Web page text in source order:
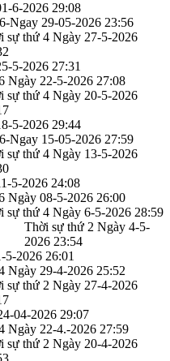
6-2026 29:08
Ngay 29-05-2026 23:56
sự thứ 4 Ngày 27-5-2026
5-2026 27:31
Ngày 22-5-2026 27:08
sự thứ 4 Ngày 20-5-2026
5-2026 29:44
Ngay 15-05-2026 27:59
sự thứ 4 Ngày 13-5-2026
5-2026 24:08
Ngày 08-5-2026 26:00
sự thứ 4 Ngày 6-5-2026 28:59
Thời sự thứ 2 Ngày 4-5-
2026 23:54
5-2026 26:01
Ngày 29-4-2026 25:52
sự thứ 2 Ngày 27-4-2026
04-2026 29:07
Ngày 22-4.-2026 27:59
sự thứ 2 Ngày 20-4-2026